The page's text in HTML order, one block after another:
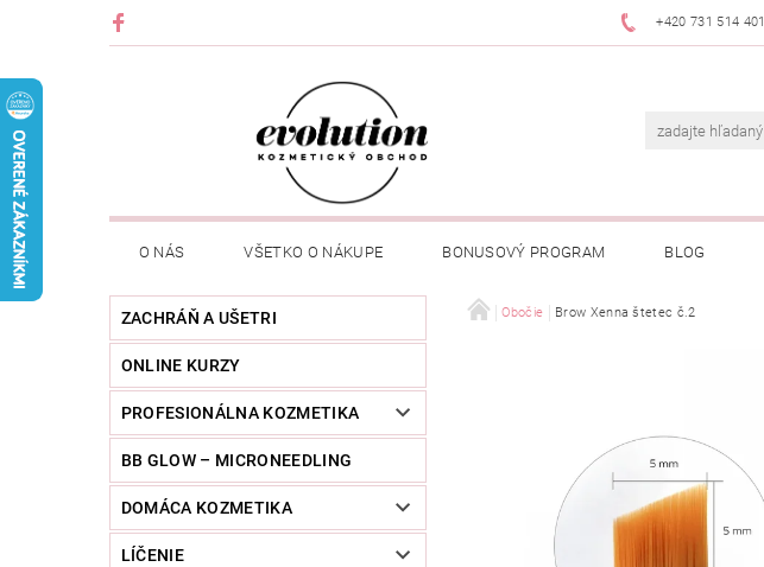
+420 731 514 401
O NÁS VŠETKO O NÁKUPE BONUSOVÝ PROGRAM BLOG
ZACHRÁŇ A UŠETRI
ONLINE KURZY
PROFESIONÁLNA KOZMETIKA
BB GLOW – MICRONEEDLING
DOMÁCA KOZMETIKA
LÍČENIE
Obočie Brow Xenna štetec č.2